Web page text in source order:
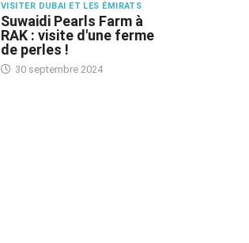
VISITER DUBAI ET LES ÉMIRATS
Suwaidi Pearls Farm à
RAK : visite d'une ferme
de perles !
30 septembre 2024